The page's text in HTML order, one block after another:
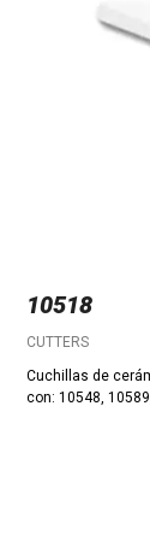
10518
CUTTERS
Cuchillas de
con: 10548,